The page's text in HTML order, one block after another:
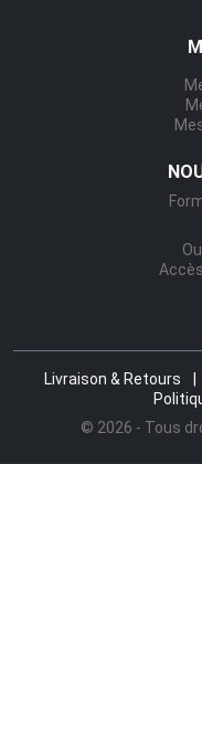
Livraison & Retours |
© 2026 - Tous